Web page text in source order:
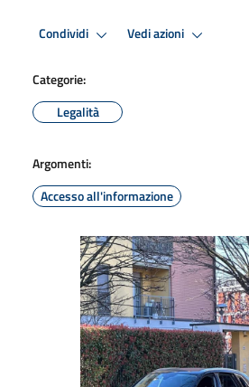
Condividi Vedi azioni
Categorie:
Legalità
Argomenti:
Accesso all'informazione